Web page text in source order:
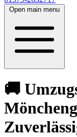
Open main menu
🚚